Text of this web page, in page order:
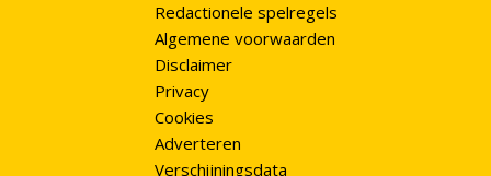
Redactionele spelregels
Algemene voorwaarden
Disclaimer
Privacy
Cookies
Adverteren
Verschijningsdata